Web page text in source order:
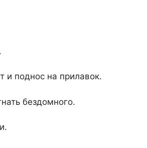
и поднос на прилавок.
бездомного.